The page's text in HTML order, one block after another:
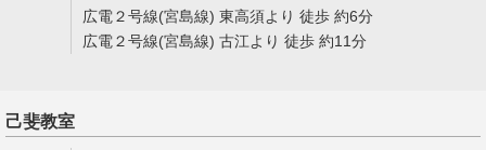
広電２号線(宮島線) 東高須より 徒歩 約6分
広電２号線(宮島線) 古江より 徒歩 約11分
己斐教室